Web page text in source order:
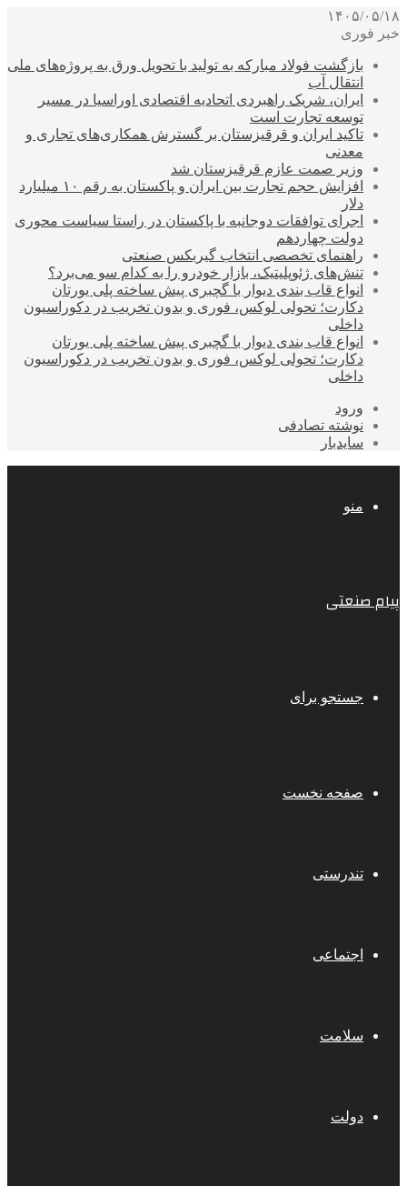
۱۴۰۵/۰۵/۱۸
خبر فوری
بازگشت فولاد مبارکه به تولید با تحویل ورق به پروژه‌های ملی
انتقال آب
ایران، شریک راهبردی اتحادیه اقتصادی اوراسیا در مسیر
توسعه تجارت است
تاکید ایران و قرقیزستان بر گسترش همکاری‌های تجاری و
معدنی
وزیر صمت عازم قرقیزستان شد
افزایش حجم تجارت بین ایران و پاکستان به رقم ۱۰ میلیارد
دلار
اجرای توافقات دوجانبه با پاکستان در راستا سیاست محوری
دولت چهاردهم
راهنمای تخصصی انتخاب گیربکس صنعتی
تنش‌های ژئوپلیتیک، بازار خودرو را به کدام سو می‌برد؟
انواع قاب بندی دیوار با گچبری پیش ساخته پلی یورتان
دکارت؛ تحولی لوکس، فوری و بدون تخریب در دکوراسیون
داخلی
انواع قاب بندی دیوار با گچبری پیش ساخته پلی یورتان
دکارت؛ تحولی لوکس، فوری و بدون تخریب در دکوراسیون
داخلی
ورود
نوشته تصادفی
سایدبار
منو
پیام صنعتی
جستجو برای
صفحه نخست
تندرستی
اجتماعی
سلامت
دولت